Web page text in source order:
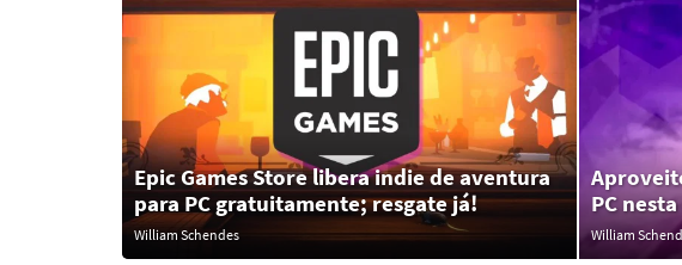
Epic Games Store libera indie de aventura
para PC gratuitamente; resgate já!
William Schendes
PC
William